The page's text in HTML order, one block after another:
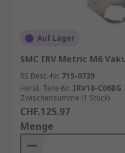
Auf Lager
SMC IRV Metric M6
RS Best.-Nr. 715-0739
Herst. Teile-Nr. IRV10-C06BG
Zwischensumme (1 Stück)
CHF.125.97
Menge